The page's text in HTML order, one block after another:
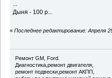
...
Дыня - 100 р...
« Последнее редактирование: Апреля
Ремонт GM, Ford.
Диагностика,ремонт двигателя,
ремонт подвески,ремонт АКПП,